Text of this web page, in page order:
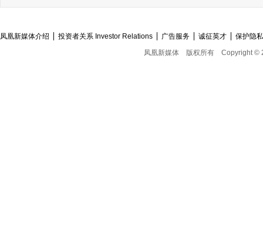
凤凰新媒体介绍 投资者关系 Investor Relations 广告服务 诚征英才
保护隐
凤凰新媒体
版权所有 Copyright ©